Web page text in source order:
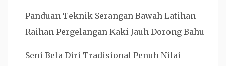
Panduan Teknik Serangan Bawah Latihan
Raihan Pergelangan Kaki Jauh Dorong Bahu
Seni Bela Diri Tradisional Penuh Nilai